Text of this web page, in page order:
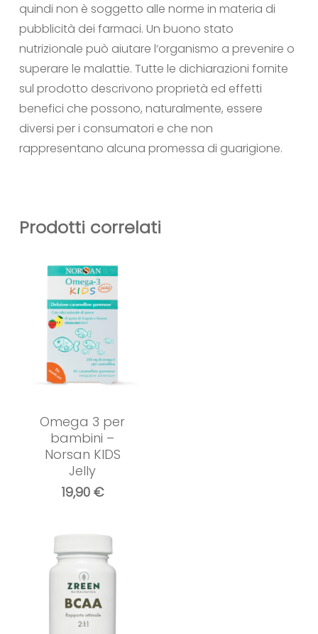
quindi non è soggetto alle norme in materia di
pubblicità dei farmaci. Un buono stato
nutrizionale può aiutare l‘organismo a prevenire o
superare le malattie. Tutte le dichiarazioni fornite
sul prodotto descrivono proprietà ed effetti
benefici che possono, naturalmente, essere
diversi per i consumatori e che non
rappresentano alcuna promessa di guarigione.
Prodotti correlati
Omega 3 per
bambini –
Norsan KIDS
Jelly
19,90€